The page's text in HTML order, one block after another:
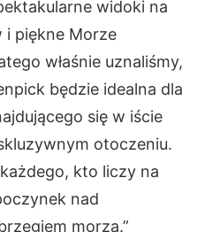
widoki na
piękne Morze
właśnie uznaliśmy,
będzie idealna dla
się w iście
otoczeniu.
kto liczy na
nad
morza.”